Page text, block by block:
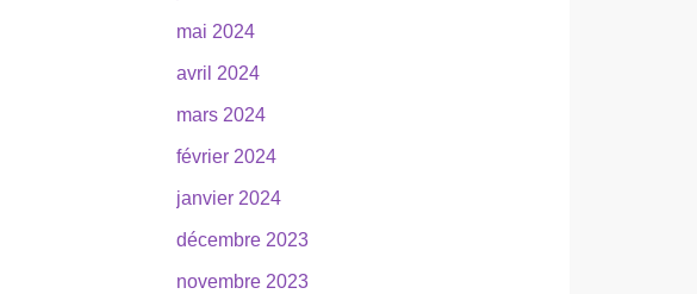
mai 2024
avril 2024
mars 2024
février 2024
janvier 2024
décembre 2023
novembre 2023